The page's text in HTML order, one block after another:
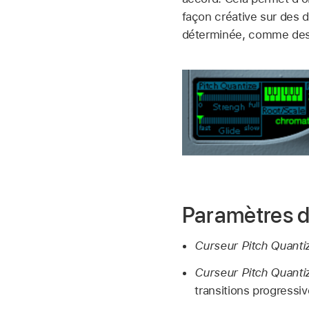
façon créative sur des
déterminée, comme
Paramètres
Curseur Pitch
Curseur Pitch
transitions